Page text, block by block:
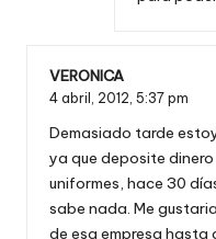
VERONICA
4 abril, 2012, 5:37 pm
Demasiado tarde
ya que deposite
uniformes, hace 30
sabe nada. Me
de esa empresa hasta